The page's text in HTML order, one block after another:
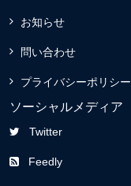
お知らせ
問い合わせ
プライバシーポリシー
ソーシャルメディア
Twitter
Feedly